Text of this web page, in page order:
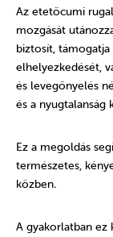
Az etetőcumi
mozgását
biztosít, támogatja
elhelyezkedését,
és levegőnyelés
és a nyugtalanság
Ez a megoldás
természetes,
közben.
A gyakorlatban ez